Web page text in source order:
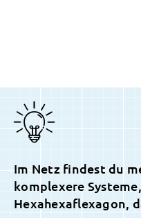
Im Netz findest du
komplexere
Hexahexaflexagon,